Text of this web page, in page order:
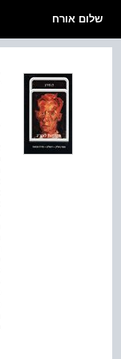
שלום אורח